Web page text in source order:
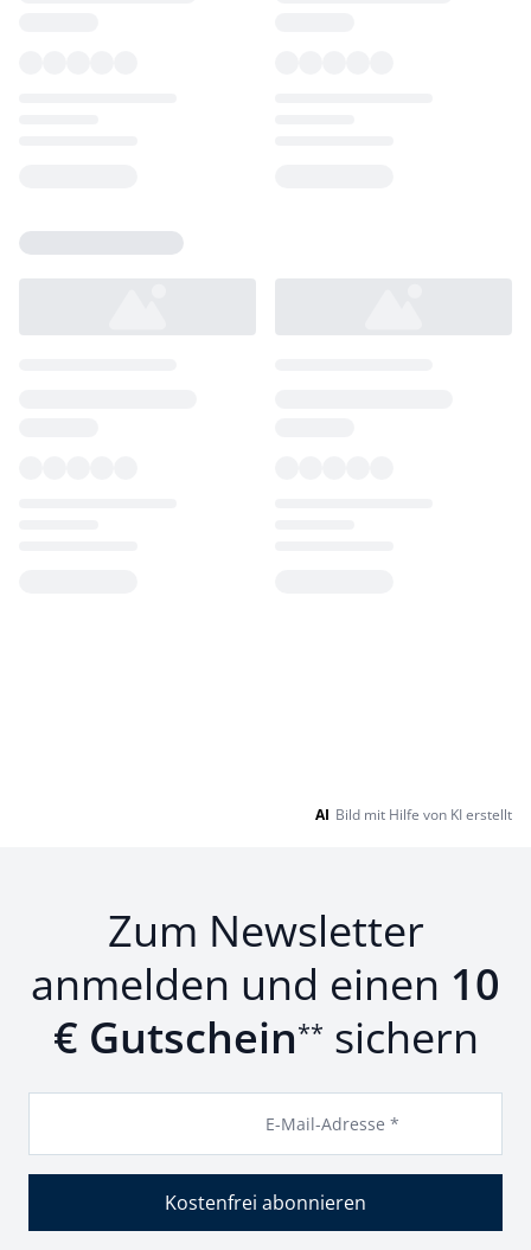
AI Bild mit Hilfe von KI erstellt
Zum Newsletter
anmelden und einen 10
€ Gutschein** sichern
E-Mail-Adresse *
Kostenfrei abonnieren